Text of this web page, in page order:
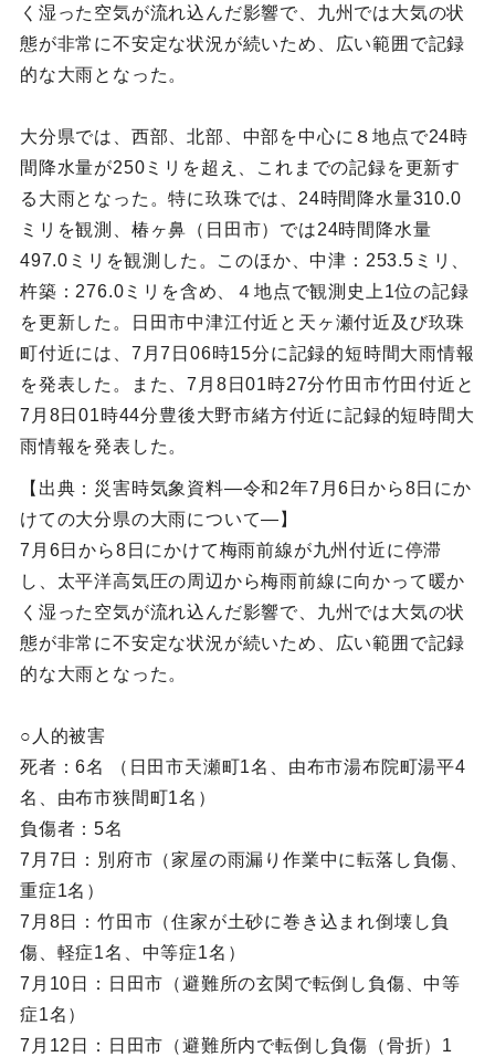
く湿った空気が流れ込んだ影響で、九州では大気の状
態が非常に不安定な状況が続いため、広い範囲で記録
的な大雨となった。
大分県では、西部、北部、中部を中心に８地点で24時
間降水量が250ミリを超え、これまでの記録を更新す
る大雨となった。特に玖珠では、24時間降水量310.0
ミリを観測、椿ヶ鼻（日田市）では24時間降水量
497.0ミリを観測した。このほか、中津：253.5ミリ、
杵築：276.0ミリを含め、４地点で観測史上1位の記録
を更新した。日田市中津江付近と天ヶ瀬付近及び玖珠
町付近には、7月7日06時15分に記録的短時間大雨情報
を発表した。また、7月8日01時27分竹田市竹田付近と
7月8日01時44分豊後大野市緒方付近に記録的短時間大
雨情報を発表した。
【出典：災害時気象資料―令和2年7月6日から8日にか
けての大分県の大雨について―】
7月6日から8日にかけて梅雨前線が九州付近に停滞
し、太平洋高気圧の周辺から梅雨前線に向かって暖か
く湿った空気が流れ込んだ影響で、九州では大気の状
態が非常に不安定な状況が続いため、広い範囲で記録
的な大雨となった。
○人的被害
死者：6名 （日田市天瀬町1名、由布市湯布院町湯平4
名、由布市狭間町1名）
負傷者：5名
7月7日：別府市（家屋の雨漏り作業中に転落し負傷、
重症1名）
7月8日：竹田市（住家が土砂に巻き込まれ倒壊し負
傷、軽症1名、中等症1名）
7月10日：日田市（避難所の玄関で転倒し負傷、中等
症1名）
7月12日：日田市（避難所内で転倒し負傷（骨折）1